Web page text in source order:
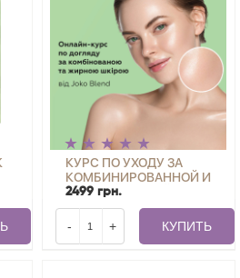
КУРС ПО УХОДУ ЗА
КОМБИНИРОВАННОЙ И
ЖИРНОЙ КОЖЕЙ ЛИЦА
ОТ BEAUTY ACADEMY
JOKO BLEND
2499 грн.
- + КУПИТЬ